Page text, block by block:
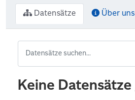
Datensätze Über uns
Keine